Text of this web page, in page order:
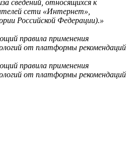
сведений, относящихся к
сети «Интернет»,
Российской Федерации).»
правила применения
от платформы рекомендаций
правила применения
от платформы рекомендаций